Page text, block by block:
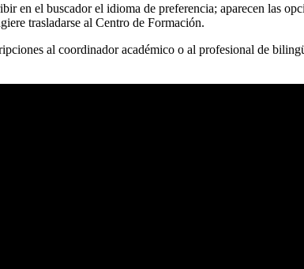
en el buscador el idioma de preferencia; aparecen las
trasladarse al Centro de Formación.
al coordinador académico o al profesional de